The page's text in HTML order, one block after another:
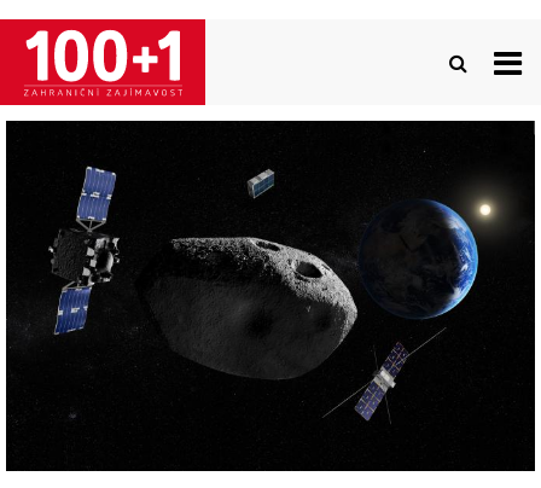
Přejít
hlavnímu
obsahu